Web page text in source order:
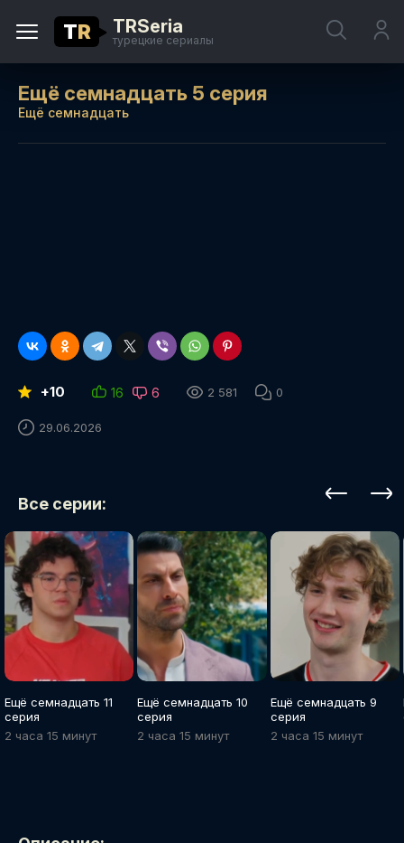
TR TRSeria
турецкие сериалы
Ещё семнадцать 5 серия
Ещё семнадцать
+10 16 6 2 581 0
29.06.2026
Все серии:
Ещё семнадцать 11
серия
2 часа 15 минут
Ещё семнадцать 10
серия
2 часа 15 минут
Ещё семнадцать 9
серия
2 часа 15 минут